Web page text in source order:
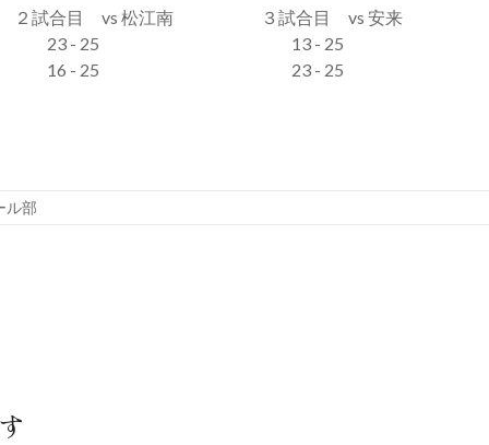
試合目 vs 松江南 ３試合目 vs 安来
- 25 13 - 25
- 25 23 - 25
ル部